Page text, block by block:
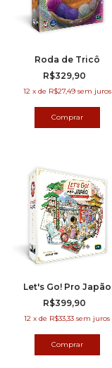
Roda de Tricô
R$329,90
12 x de R$27,49 sem juros
Let's Go! Pro Japão
R$399,90
12 x de R$33,33 sem juros